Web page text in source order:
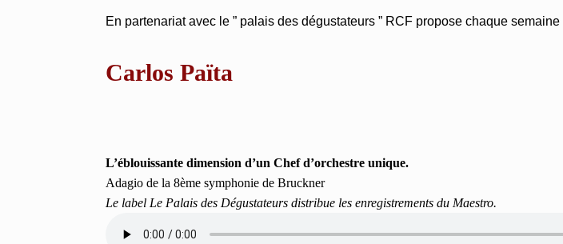
En partenariat avec le ” palais des dégustateurs ” RCF propose chaque
Carlos Païta
L’éblouissante dimension d’un Chef d’orchestre unique.
Adagio de la 8ème symphonie de Bruckner
Le label Le Palais des Dégustateurs distribue les enregistrements du Maestro.